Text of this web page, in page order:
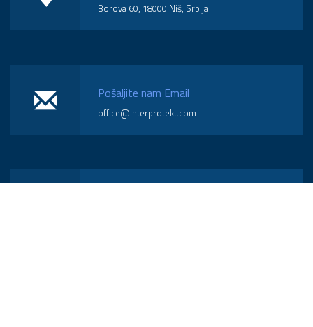
Borova 60, 18000 Niš, Srbija
Pošaljite nam Email
office@interprotekt.com